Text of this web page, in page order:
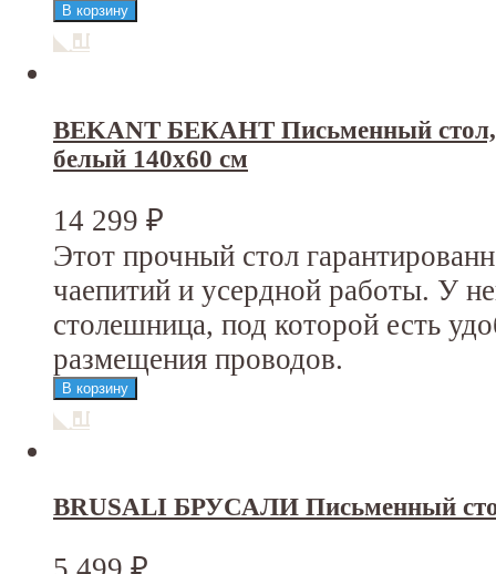
BEKANT БЕКАНТ Письменный
белый 140x60 см
14 299 ₽
Этот прочный стол
чаепитий и усердной работы. У
столешница, под которой есть
размещения проводов.
BRUSALI БРУСАЛИ Письменный
₽